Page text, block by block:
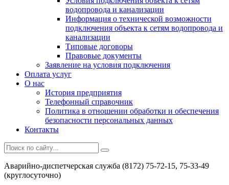
водопровода и канализации
Информация о технической возможности
подключения объекта к сетям водопровода и
канализации
Типовые договоры
Правовые документы
Заявление на условия подключения
Оплата услуг
О нас
История предприятия
Телефонный справочник
Политика в отношении обработки и обеспечения
безопасности персональных данных
Контакты
Аварийно-диспетчерская служба (8172) 75-72-15, 75-33-49
(круглосуточно)